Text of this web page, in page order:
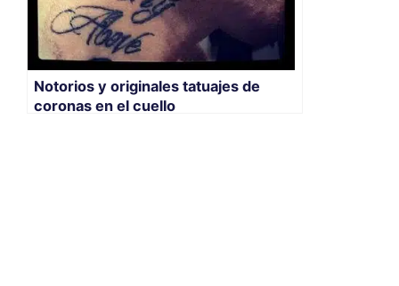
Notorios y originales tatuajes de
coronas en el cuello